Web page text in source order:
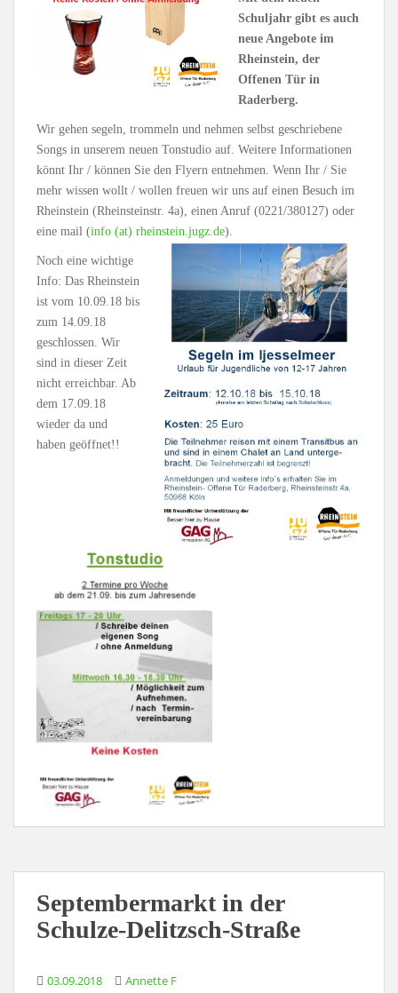
Schuljahr gibt es auch
neue Angebote im
Rheinstein, der
Offenen Tür in
Raderberg.
Wir gehen segeln, trommeln und nehmen selbst geschriebene
Songs in unserem neuen Tonstudio auf. Weitere Informationen
könnt Ihr / können Sie den Flyern entnehmen. Wenn Ihr / Sie
mehr wissen wollt / wollen freuen wir uns auf einen Besuch im
Rheinstein (Rheinsteinstr. 4a), einen Anruf (0221/380127) oder
eine mail (info (at) rheinstein.jugz.de).
Noch eine wichtige
Info: Das Rheinstein
ist vom 10.09.18 bis
zum 14.09.18
geschlossen. Wir
sind in dieser Zeit
nicht erreichbar. Ab
dem 17.09.18
wieder da und
haben geöffnet!!
Septembermarkt in der
Schulze-Delitzsch-Straße
03.09.2018 Annette F